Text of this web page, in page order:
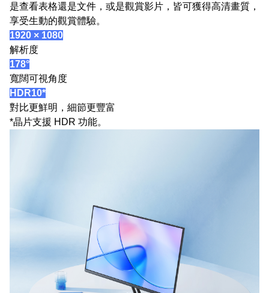
是查看表格還是文件，或是觀賞影片，皆可獲得高清畫質，
享受生動的觀賞體驗。
1920 × 1080
解析度
178°
寬闊可視角度
HDR10*
對比更鮮明，細節更豐富
*晶片支援 HDR 功能。